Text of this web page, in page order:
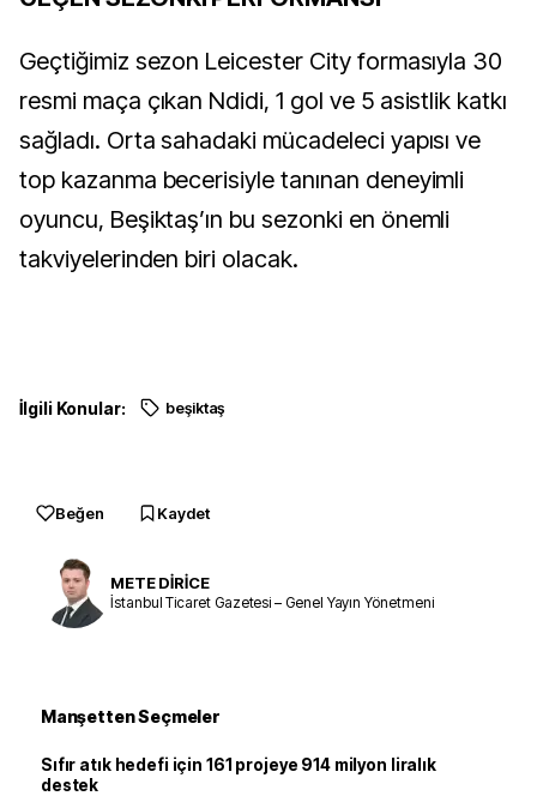
Geçtiğimiz sezon Leicester City formasıyla 30
resmi maça çıkan Ndidi, 1 gol ve 5 asistlik katkı
sağladı. Orta sahadaki mücadeleci yapısı ve
top kazanma becerisiyle tanınan deneyimli
oyuncu, Beşiktaş’ın bu sezonki en önemli
takviyelerinden biri olacak.
İlgili Konular: beşiktaş
Beğen Kaydet
METE DİRİCE
İstanbul Ticaret Gazetesi – Genel Yayın Yönetmeni
Manşetten Seçmeler
Sıfır atık hedefi için 161 projeye 914 milyon liralık
destek